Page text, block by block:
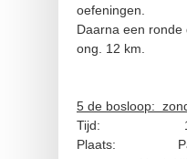
oefeningen.
Daarna een
ong. 12 km.
5 de bosloop:
Tijd:
Plaats: